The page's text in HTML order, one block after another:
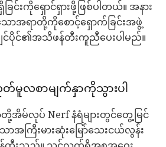
ြင်းကိုရှောင်ရှားဖို့ဖြစ်ပါတယ်။ အနား
ာအရာတို့ကိုစောင့်ရှောက်ခြင်းအဖွဲ့
င်ပိုင်၏အသိဖန်တီးကူညီပေးပါမည်။
တ်မူလစာမျက်နှာကိုသွားပါ
တို့အိမ်လုပ် Nerf နံရံများတွင်တွေ့မြင်
အကြီးမားဆုံးမြော်သေးငယ်လွန်း